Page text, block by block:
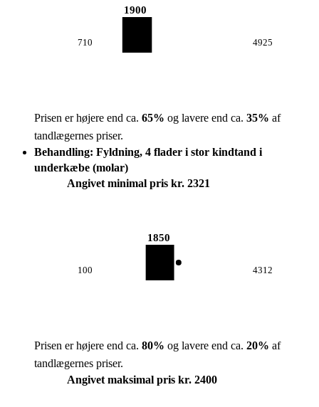
710
1900
4925
Prisen er højere end ca. 65% og lavere end ca. 35% af
tandlægernes priser.
Behandling: Fyldning, 4 flader i stor kindtand i
underkæbe (molar)
Angivet minimal pris kr. 2321
100
1850
4312
Prisen er højere end ca. 80% og lavere end ca. 20% af
tandlægernes priser.
Angivet maksimal pris kr. 2400